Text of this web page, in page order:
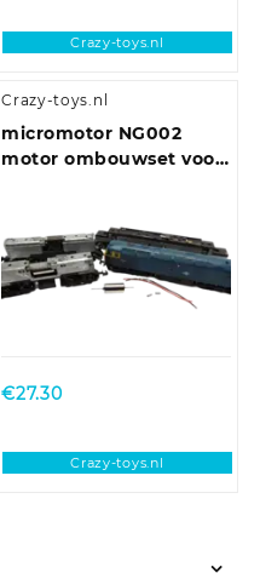
Crazy-toys.nl
Crazy-toys.nl
micromotor NG002
motor ombouwset voor
50, 52, 55, 56, 57, 91, AEC
Railcar
€27.30
Crazy-toys.nl